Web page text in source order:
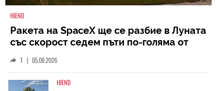
HIEND
Ракета на SpaceX ще се разбие в Луната
със скорост седем пъти по-голяма от
1 | 05.08.2026
HIEND